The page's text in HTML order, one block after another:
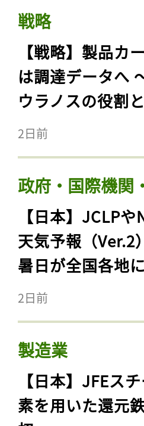
戦略
【戦略】製品カ
は調達データへ
ウラノスの役割
2日前
政府・国際機関
【日本】JCLP
天気予報（Ver.2
暑日が全国各地に
2日前
製造業
【日本】JFEス
素を用いた還元